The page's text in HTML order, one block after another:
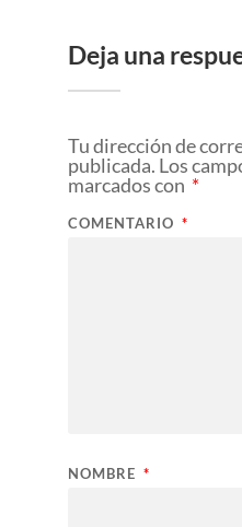
Deja una
Tu dirección de
publicada. Los
marcados con *
COMENTARIO *
NOMBRE *